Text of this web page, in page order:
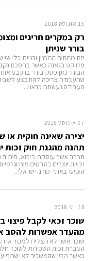
13 אוגוסט 2018
רק במקרים חריגים
בורר שניתן
יזם מתחום התכנון ובניית כלי
הבורר נתן פסק בורר בו קבע
שהעבודה צריכה להתבצע
העבודה נעשתה כראוי...
07 אוגוסט 2018
יצירה שאינה חוקית
תהנה מהגנת חוק זכות
חברה אשר עוסקת ביבוא,
זכויות יוצרים בסרטים
הופיעו באתר פורנו ישראלי...
18 יולי 2018
שוכר זכאי לקבל פיצוי
מהעדר אפשרות להסב
שוכר אשר לא הצליח למכור
העברת זכות השכירות לשוכר
כאשר הבין שהמשכיר לא ישתף